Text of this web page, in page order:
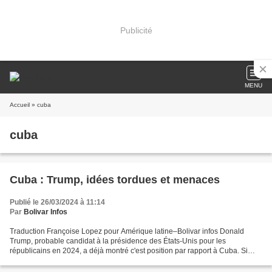
Publicité
MENU
Accueil » cuba
cuba
Cuba : Trump, idées tordues et menaces
Publié le 26/03/2024 à 11:14
Par Bolivar Infos
Traduction Françoise Lopez pour Amérique latine–Bolivar infos Donald
Trump, probable candidat à la présidence des États-Unis pour les
républicains en 2024, a déjà montré c'est position par rapport à Cuba. Si